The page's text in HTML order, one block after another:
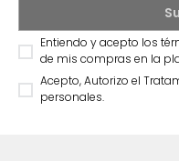
Entiendo y acepto los
de mis compras en la
Acepto, Autorizo el
personales.